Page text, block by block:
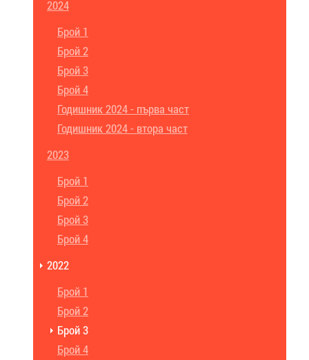
2024
Брой 1
Брой 2
Брой 3
Брой 4
Годишник 2024 - първа част
Годишник 2024 - втора част
2023
Брой 1
Брой 2
Брой 3
Брой 4
2022
Брой 1
Брой 2
Брой 3
Брой 4